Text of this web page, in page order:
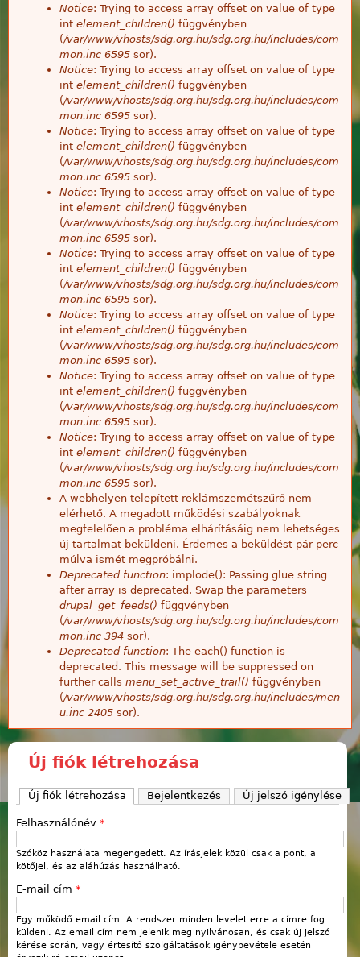
Notice: Trying to access array offset on value of type
int element_children() függvényben
(/var/www/vhosts/sdg.org.hu/sdg.org.hu/includes/com
mon.inc 6595 sor).
Notice: Trying to access array offset on value of type
int element_children() függvényben
(/var/www/vhosts/sdg.org.hu/sdg.org.hu/includes/com
mon.inc 6595 sor).
Notice: Trying to access array offset on value of type
int element_children() függvényben
(/var/www/vhosts/sdg.org.hu/sdg.org.hu/includes/com
mon.inc 6595 sor).
Notice: Trying to access array offset on value of type
int element_children() függvényben
(/var/www/vhosts/sdg.org.hu/sdg.org.hu/includes/com
mon.inc 6595 sor).
Notice: Trying to access array offset on value of type
int element_children() függvényben
(/var/www/vhosts/sdg.org.hu/sdg.org.hu/includes/com
mon.inc 6595 sor).
Notice: Trying to access array offset on value of type
int element_children() függvényben
(/var/www/vhosts/sdg.org.hu/sdg.org.hu/includes/com
mon.inc 6595 sor).
Notice: Trying to access array offset on value of type
int element_children() függvényben
(/var/www/vhosts/sdg.org.hu/sdg.org.hu/includes/com
mon.inc 6595 sor).
Notice: Trying to access array offset on value of type
int element_children() függvényben
(/var/www/vhosts/sdg.org.hu/sdg.org.hu/includes/com
mon.inc 6595 sor).
A webhelyen telepített reklámszemétszűrő nem
elérhető. A megadott működési szabályoknak
megfelelően a probléma elhárításáig nem lehetséges
új tartalmat beküldeni. Érdemes a beküldést pár perc
múlva ismét megpróbálni.
Deprecated function: implode(): Passing glue string
after array is deprecated. Swap the parameters
drupal_get_feeds() függvényben
(/var/www/vhosts/sdg.org.hu/sdg.org.hu/includes/com
mon.inc 394 sor).
Deprecated function: The each() function is
deprecated. This message will be suppressed on
further calls menu_set_active_trail() függvényben
(/var/www/vhosts/sdg.org.hu/sdg.org.hu/includes/men
u.inc 2405 sor).
Új fiók létrehozása
Új fiók létrehozása (aktív fül)
Bejelentkezés Új jelszó igénylése
Felhasználónév *
Szóköz használata megengedett. Az írásjelek közül csak a pont, a
kötőjel, és az aláhúzás használható.
E-mail cím *
Egy működő email cím. A rendszer minden levelet erre a címre fog
küldeni. Az email cím nem jelenik meg nyilvánosan, és csak új jelszó
kérése során, vagy értesítő szolgáltatások igénybevétele esetén